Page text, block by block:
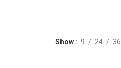
Show 9 24 36